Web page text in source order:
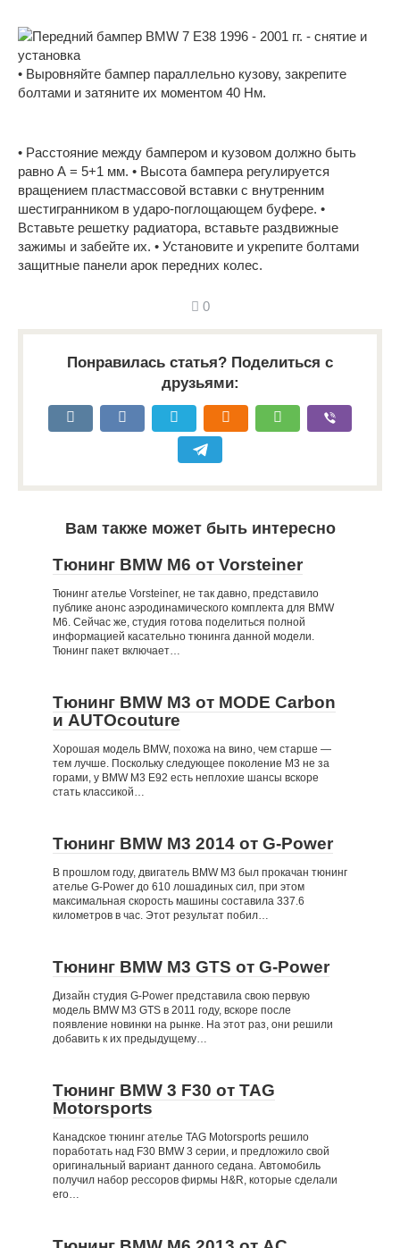
• Выровняйте бампер параллельно кузову, закрепите
болтами и затяните их моментом 40 Нм.
• Расстояние между бампером и кузовом должно быть
равно А = 5+1 мм. • Высота бампера регулируется
вращением пластмассовой вставки с внутренним
шестигранником в ударо-поглощающем буфере. •
Вставьте решетку радиатора, вставьте раздвижные
зажимы и забейте их. • Установите и укрепите болтами
защитные панели арок передних колес.
0
Понравилась статья? Поделиться с
друзьями:
Вам также может быть интересно
Тюнинг BMW M6 от Vorsteiner
Тюнинг ателье Vorsteiner, не так давно, представило
публике анонс аэродинамического комплекта для BMW
M6. Сейчас же, студия готова поделиться полной
информацией касательно тюнинга данной модели.
Тюнинг пакет включает…
Тюнинг BMW M3 от MODE Carbon
и AUTOcouture
Хорошая модель BMW, похожа на вино, чем старше —
тем лучше. Поскольку следующее поколение M3 не за
горами, у BMW M3 E92 есть неплохие шансы вскоре
стать классикой…
Тюнинг BMW M3 2014 от G-Power
В прошлом году, двигатель BMW M3 был прокачан тюнинг
ателье G-Power до 610 лошадиных сил, при этом
максимальная скорость машины составила 337.6
километров в час. Этот результат побил…
Тюнинг BMW M3 GTS от G-Power
Дизайн студия G-Power представила свою первую
модель BMW M3 GTS в 2011 году, вскоре после
появление новинки на рынке. На этот раз, они решили
добавить к их предыдущему…
Тюнинг BMW 3 F30 от TAG
Motorsports
Канадское тюнинг ателье TAG Motorsports решило
поработать над F30 BMW 3 серии, и предложило свой
оригинальный вариант данного седана. Автомобиль
получил набор рессоров фирмы H&R, которые сделали
его…